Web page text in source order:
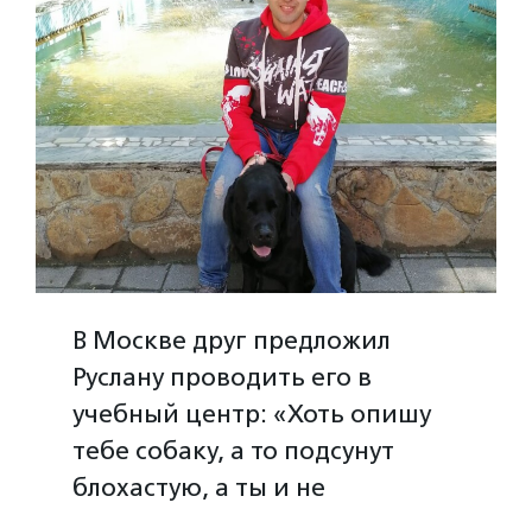
В Москве друг предложил
Руслану проводить его в
учебный центр: «Хоть опишу
тебе собаку, а то подсунут
блохастую, а ты и не